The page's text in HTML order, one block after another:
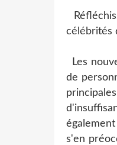
célébrités
Les
de
s'en